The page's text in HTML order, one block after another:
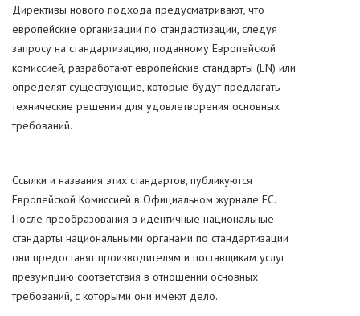
Директивы нового подхода предусматривают, что
европейские организации по стандартизации, следуя
запросу на стандартизацию, поданному Европейской
комиссией, разработают европейские стандарты (EN) или
определят существующие, которые будут предлагать
технические решения для удовлетворения основных
требований.
Ссылки и названия этих стандартов, публикуются
Европейской Комиссией в Официальном журнале ЕС.
После преобразования в идентичные национальные
стандарты национальными органами по стандартизации
они предоставят производителям и поставщикам услуг
презумпцию соответствия в отношении основных
требований, с которыми они имеют дело.